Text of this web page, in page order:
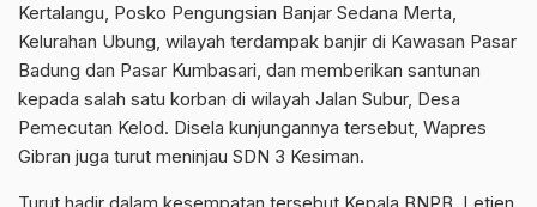
Kertalangu, Posko Pengungsian Banjar Sedana Merta,
Kelurahan Ubung, wilayah terdampak banjir di Kawasan Pasar
Badung dan Pasar Kumbasari, dan memberikan santunan
kepada salah satu korban di wilayah Jalan Subur, Desa
Pemecutan Kelod. Disela kunjungannya tersebut, Wapres
Gibran juga turut meninjau SDN 3 Kesiman.